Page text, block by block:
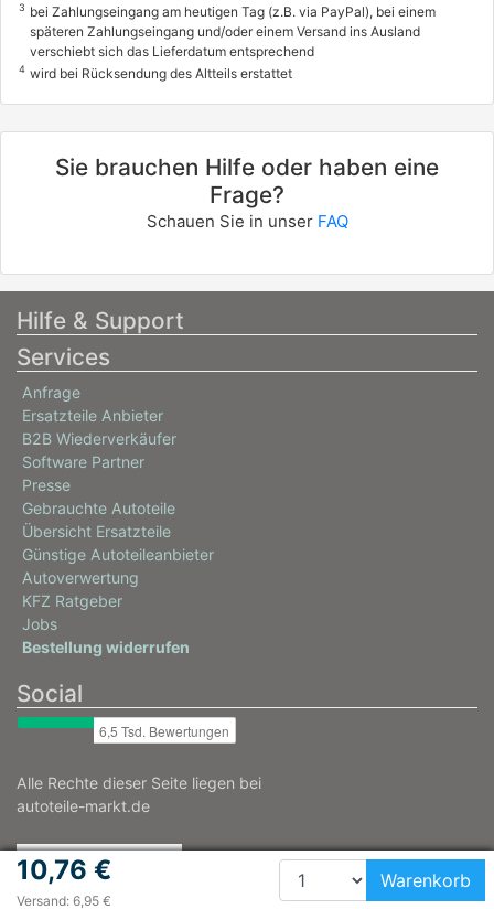
3 bei Zahlungseingang am heutigen Tag (z.B. via PayPal), bei einem
späteren Zahlungseingang und/oder einem Versand ins Ausland
verschiebt sich das Lieferdatum entsprechend
4 wird bei Rücksendung des Altteils erstattet
10,76 €
Versand: 6,95 €
Warenkorb
Sie brauchen Hilfe oder haben eine
Frage?
Schauen Sie in unser FAQ
Hilfe & Support
Services
Anfrage
Ersatzteile Anbieter
B2B Wiederverkäufer
Software Partner
Presse
Gebrauchte Autoteile
Übersicht Ersatzteile
Günstige Autoteileanbieter
Autoverwertung
KFZ Ratgeber
Jobs
Bestellung widerrufen
Social
Alle Rechte dieser Seite liegen bei
autoteile-markt.de